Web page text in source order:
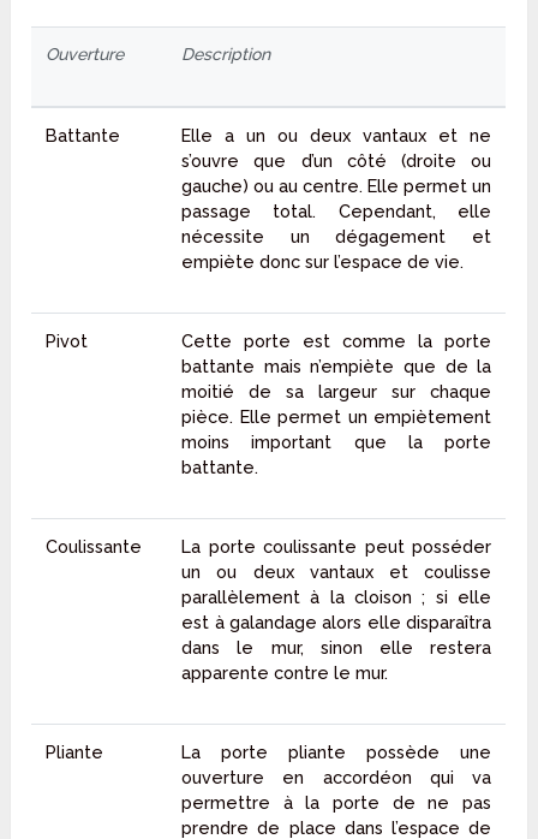
Ouverture Description
Battante
Elle a un ou deux vantaux et ne
s’ouvre que d’un côté (droite ou
gauche) ou au centre. Elle permet un
passage total. Cependant, elle
nécessite un dégagement et
empiète donc sur l’espace de vie.
Pivot
Cette porte est comme la porte
battante mais n’empiète que de la
moitié de sa largeur sur chaque
pièce. Elle permet un empiètement
moins important que la porte
battante.
Coulissante
La porte coulissante peut posséder
un ou deux vantaux et coulisse
parallèlement à la cloison ; si elle
est à galandage alors elle disparaîtra
dans le mur, sinon elle restera
apparente contre le mur.
Pliante
La porte pliante possède une
ouverture en accordéon qui va
permettre à la porte de ne pas
prendre de place dans l’espace de